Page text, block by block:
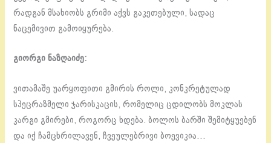
რადგან მსახიობს გრიმი აქვს გაკეთებული, სადაც
ნაცემივით გამოიყურება.
გიორგი ნაზღაიძე:
ვითამაშე უარყოფითი გმირის როლი, კონკრეტულად
სპეცრაზმელი ჯარისკაცის, რომელიც ცდილობს მოკლას
კარგი გმირები, როგორც ხდება. ბოლოს ბარში შემიტყუებენ
და იქ ჩამცხრილავენ, ჩვეულებრივი ბოევიკია…